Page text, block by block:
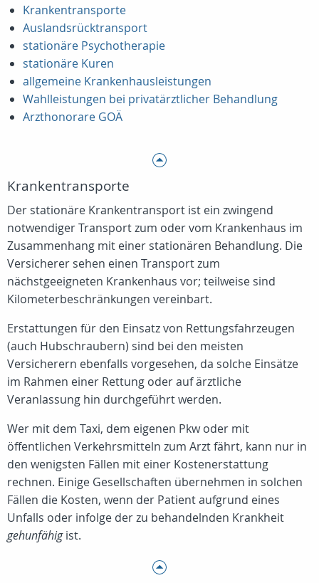
Krankentransporte
Auslandsrücktransport
stationäre Psychotherapie
stationäre Kuren
allgemeine Krankenhausleistungen
Wahlleistungen bei privatärztlicher Behandlung
Arzthonorare GOÄ
Krankentransporte
Der stationäre Krankentransport ist ein zwingend
notwendiger Transport zum oder vom Krankenhaus im
Zusammenhang mit einer stationären Behandlung. Die
Versicherer sehen einen Transport zum
nächstgeeigneten Krankenhaus vor; teilweise sind
Kilometerbeschränkungen vereinbart.
Erstattungen für den Einsatz von Rettungsfahrzeugen
(auch Hubschraubern) sind bei den meisten
Versicherern ebenfalls vorgesehen, da solche Einsätze
im Rahmen einer Rettung oder auf ärztliche
Veranlassung hin durchgeführt werden.
Wer mit dem Taxi, dem eigenen Pkw oder mit
öffentlichen Verkehrsmitteln zum Arzt fährt, kann nur in
den wenigsten Fällen mit einer Kostenerstattung
rechnen. Einige Gesellschaften übernehmen in solchen
Fällen die Kosten, wenn der Patient aufgrund eines
Unfalls oder infolge der zu behandelnden Krankheit
gehunfähigist.